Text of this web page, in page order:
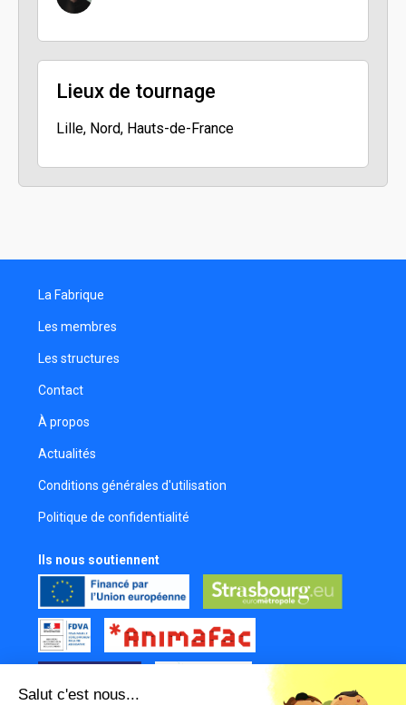
Lieux de tournage
Lille, Nord, Hauts-de-France
La Fabrique
Les membres
Les structures
Contact
À propos
Actualités
Conditions générales d'utilisation
Politique de confidentialité
Ils nous soutiennent
Salut c'est nous...